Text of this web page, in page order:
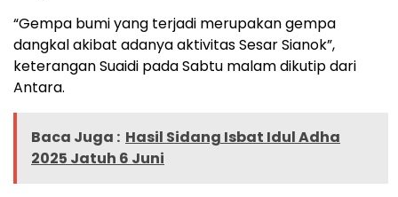
“Gempa bumi yang terjadi merupakan gempa
dangkal akibat adanya aktivitas Sesar Sianok”,
keterangan Suaidi pada Sabtu malam dikutip dari
Antara.
Baca Juga : Hasil Sidang Isbat Idul Adha
2025 Jatuh 6 Juni